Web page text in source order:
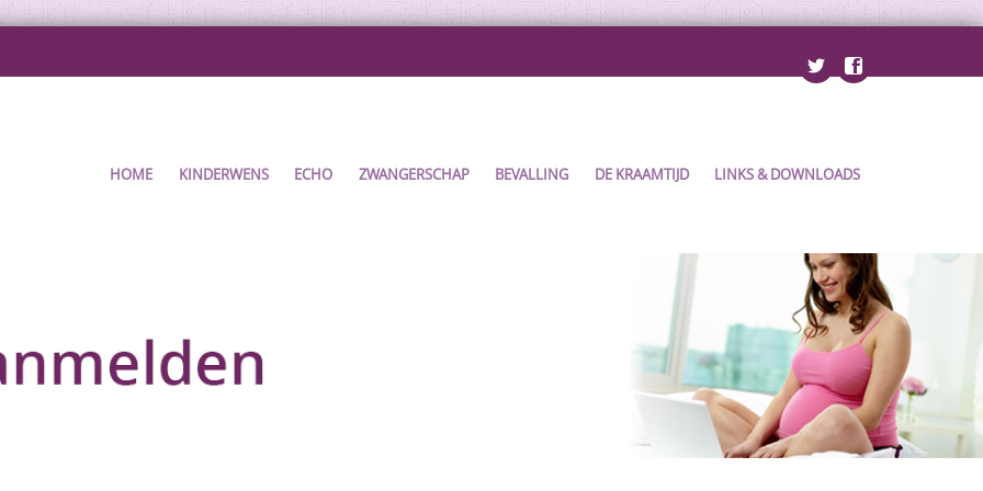
HOME KINDERWENS ECHO ZWANGERSCHAP BEVALLING DE KRAAMTIJD LINKS & DOWNLOADS